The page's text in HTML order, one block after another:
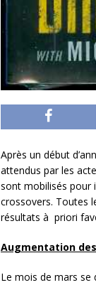
Après un début
attendus par les
sont mobilisés pour
crossovers. Toutes
résultats à priori
Augmentation
Le mois de mars se